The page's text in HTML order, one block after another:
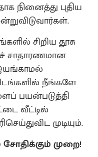
நினைத்து புதிய
சிறிய தூசு
சாதாரணமான
நீங்களே
பயன்படுத்தி
வீட்டில்
முடியும்.
முறை!